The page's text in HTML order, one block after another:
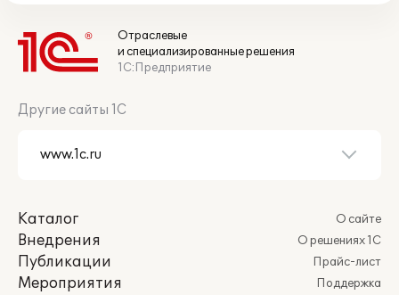
Отраслевые
и специализированные решения
1С:Предприятие
Другие сайты 1С
Каталог
Внедрения
Публикации
Мероприятия
О сайте
О решениях 1С
Прайс-лист
Поддержка